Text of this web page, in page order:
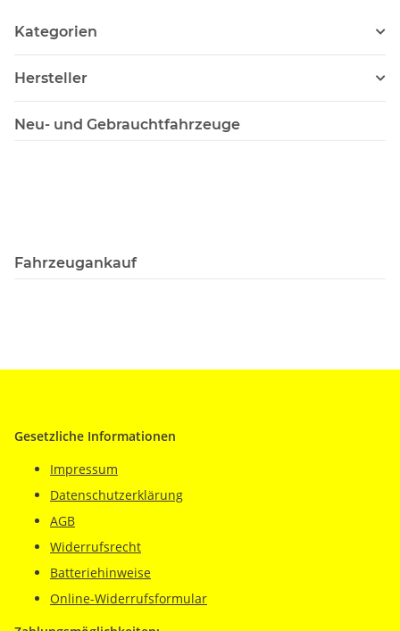
Kategorien
Hersteller
Neu- und Gebrauchtfahrzeuge
Fahrzeugankauf
Gesetzliche Informationen
Impressum
Datenschutzerklärung
AGB
Widerrufsrecht
Batteriehinweise
Online-Widerrufsformular